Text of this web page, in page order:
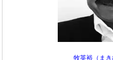
牧英裕（ま